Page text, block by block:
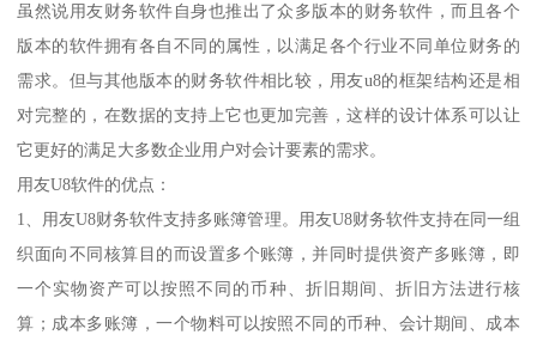
虽然说用友财务软件自身也推出了众多版本的财务软件，而且各个
版本的软件拥有各自不同的属性，以满足各个行业不同单位财务的
需求。但与其他版本的财务软件相比较，用友u8的框架结构还是相
对完整的，在数据的支持上它也更加完善，这样的设计体系可以让
它更好的满足大多数企业用户对会计要素的需求。
用友U8软件的优点：
1、用友U8财务软件支持多账簿管理。用友U8财务软件支持在同一组
织面向不同核算目的而设置多个账簿，并同时提供资产多账簿，即
一个实物资产可以按照不同的币种、折旧期间、折旧方法进行核
算；成本多账簿，一个物料可以按照不同的币种、会计期间、成本